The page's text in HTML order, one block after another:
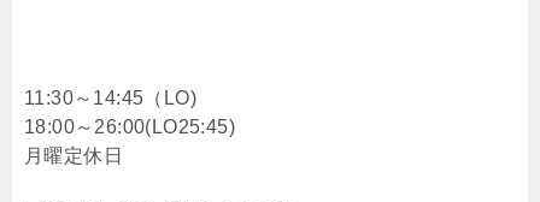
11:30～14:45（LO)
18:00～26:00(LO25:45)
月曜定休日